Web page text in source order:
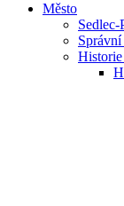
Město
Sedlec-
Správní